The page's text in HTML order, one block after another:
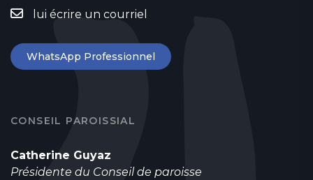
lui écrire un courriel
WhatsApp Professionnel
CONSEIL PAROISSIAL
Catherine Guyaz
Présidente du Conseil de paroisse